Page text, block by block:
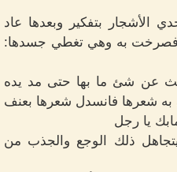
بتفكير وبعدها عاد
فصرخت به وهي تغطي جسدها:
عن شئ ما بها حتى مد يده
شعرها فانسدل شعرها بعنف
يا رجل
ذلك الوجع والجذب من